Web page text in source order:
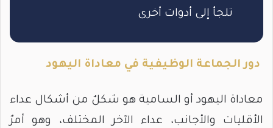
تلجأ إلى أدوات أخرى
دور الجماعة الوظيفية في معاداة اليهود
معاداة اليهود أو السامية هو شكلٌ من أشكال عداء
الأقليات والأجانب، عداء الآخر المختلف، وهو أمرٌ